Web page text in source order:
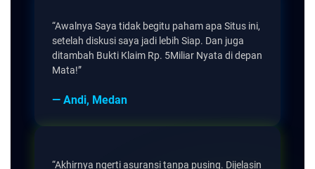
“Awalnya Saya tidak begitu paham apa Situs ini,
setelah diskusi saya jadi lebih Siap. Dan juga
ditambah Bukti Klaim Rp. 5Miliar Nyata di depan
Mata!”
— Andi, Medan
“Akhirnya ngerti asuransi tanpa pusing. Dijelasin